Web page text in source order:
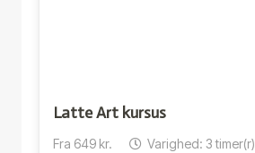
Latte Art kursus
Fra 649 kr. Varighed: 3timer(r)